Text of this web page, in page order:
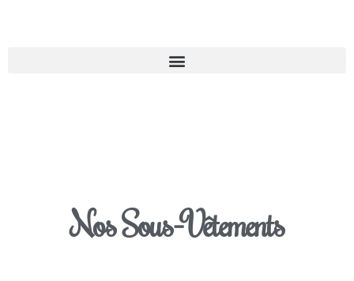
NosSous-Vêtements